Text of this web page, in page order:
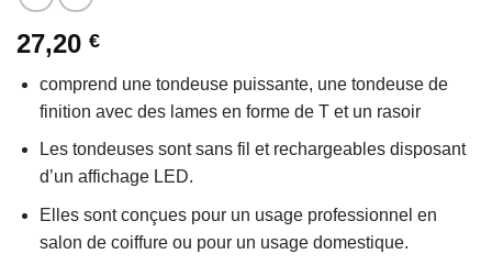
sur
5
27,20 €
comprend une tondeuse puissante, une tondeuse de
finition avec des lames en forme de T et un rasoir
Les tondeuses sont sans fil et rechargeables disposant
d’un affichage LED.
Elles sont conçues pour un usage professionnel en
salon de coiffure ou pour un usage domestique.